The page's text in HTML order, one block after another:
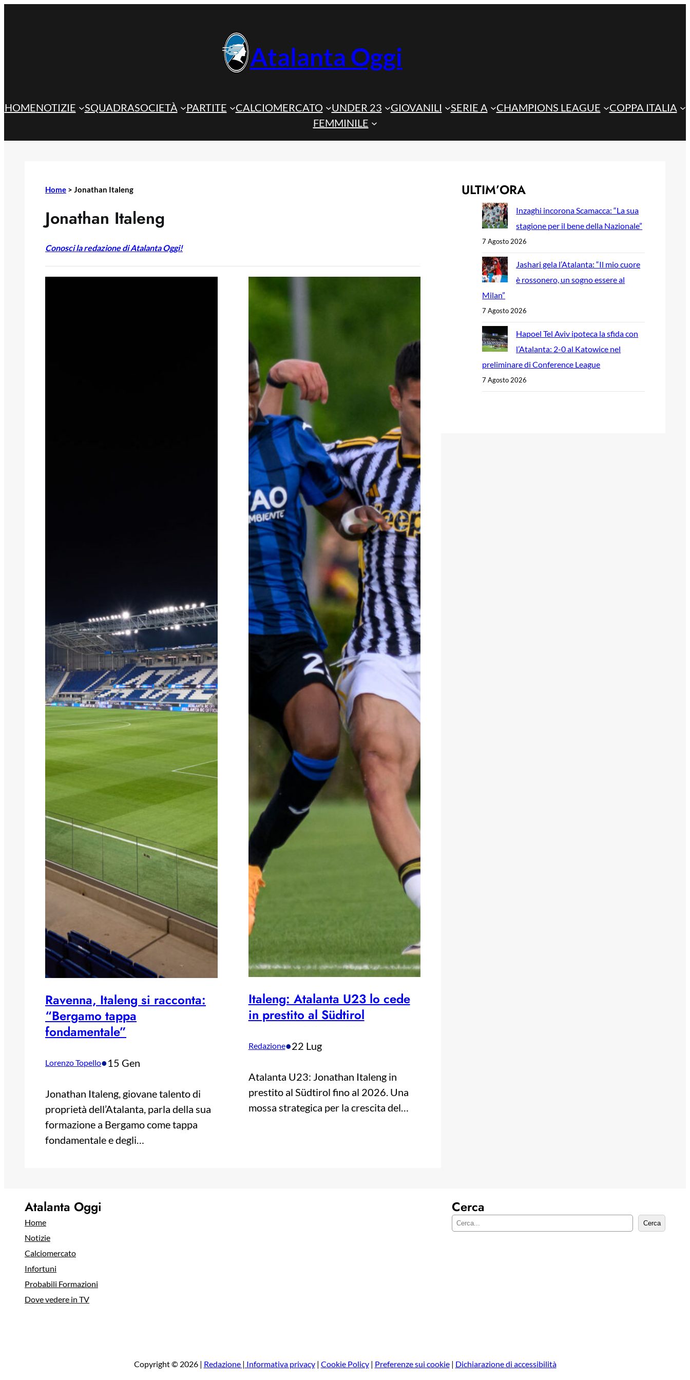
Atalanta Oggi
HOMENOTIZIE SQUADRASOCIETÀ PARTITE CALCIOMERCATO UNDER 23 GIOVANILI SERIE A CHAMPIONS LEAGUE
COPPA ITALIA
FEMMINILE
Home > Jonathan Italeng
Jonathan Italeng
Conosci la redazione di Atalanta Oggi!
Ravenna, Italeng si racconta:
“Bergamo tappa
fondamentale”
Lorenzo Topello•15 Gen
Jonathan Italeng, giovane talento di
proprietà dell’Atalanta, parla della sua
formazione a Bergamo come tappa
fondamentale e degli…
Italeng: Atalanta U23 lo cede
in prestito al Südtirol
Redazione•22 Lug
Atalanta U23: Jonathan Italeng in
prestito al Südtirol fino al 2026. Una
mossa strategica per la crescita del…
ULTIM’ORA
Inzaghi incorona Scamacca: “La sua
stagione per il bene della Nazionale”
7 Agosto 2026
Jashari gela l’Atalanta: “Il mio cuore
è rossonero, un sogno essere al
Milan”
7 Agosto 2026
Hapoel Tel Aviv ipoteca la sfida con
l’Atalanta: 2-0 al Katowice nel
preliminare di Conference League
7 Agosto 2026
Atalanta Oggi
Home
Notizie
Calciomercato
Infortuni
Probabili Formazioni
Dove vedere in TV
Cerca
C
Cerca
Copyright © 2026 | Redazione | Informativa privacy| Cookie Policy| Preferenze sui cookie| Dichiarazione di accessibilità